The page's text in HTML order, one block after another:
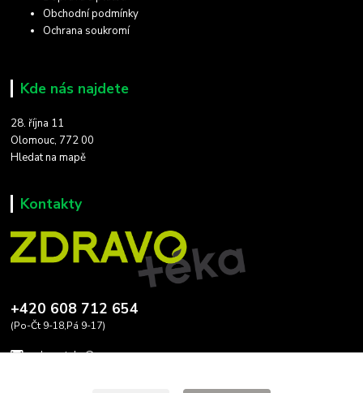
Obchodní podmínky
Ochrana soukromí
Kde nás najdete
28. října 11
Olomouc, 772 00
Hledat na mapě
Kontakty
+420 608 712 654
(Po-Čt 9-18,Pá 9-17)
zdravoteka@seznam.cz